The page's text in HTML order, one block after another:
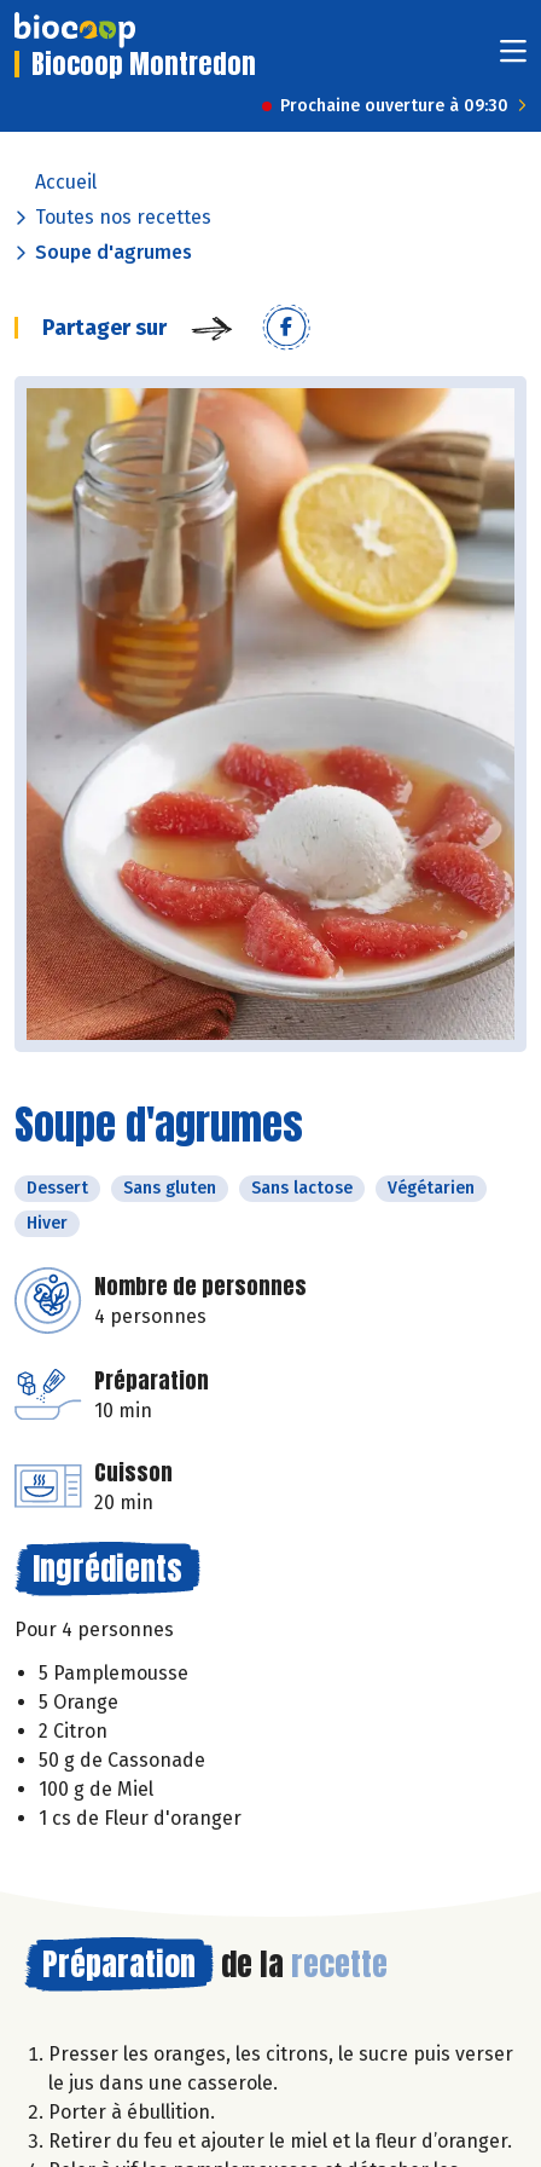
Biocoop Montredon
Prochaine ouverture à 09:30
Accueil
Toutes nos recettes
Soupe d'agrumes
Partager sur
Soupe d'agrumes
Dessert Sans gluten Sans lactose
Végétarien
Hiver
Nombre de personnes
4 personnes
Préparation
10 min
Cuisson
20 min
Ingrédients
Pour 4 personnes
5 Pamplemousse
5 Orange
2 Citron
50 g de Cassonade
100 g de Miel
1 cs de Fleur d'oranger
Préparation de la recette
Presser les oranges, les citrons, le sucre puis verser
le jus dans une casserole.
Porter à ébullition.
Retirer du feu et ajouter le miel et la fleur d’oranger.